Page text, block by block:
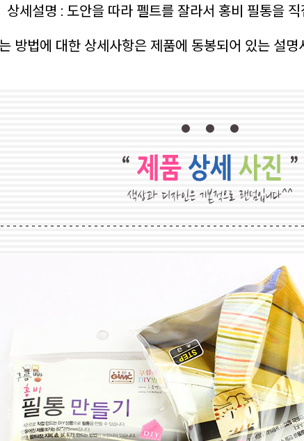
상세설명 : 도안을 따라 펠트를 잘라서 홍비 필통을
방법에 대한 상세사항은 제품에 동봉되어 있는 설명